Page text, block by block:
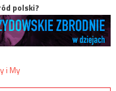
polski?